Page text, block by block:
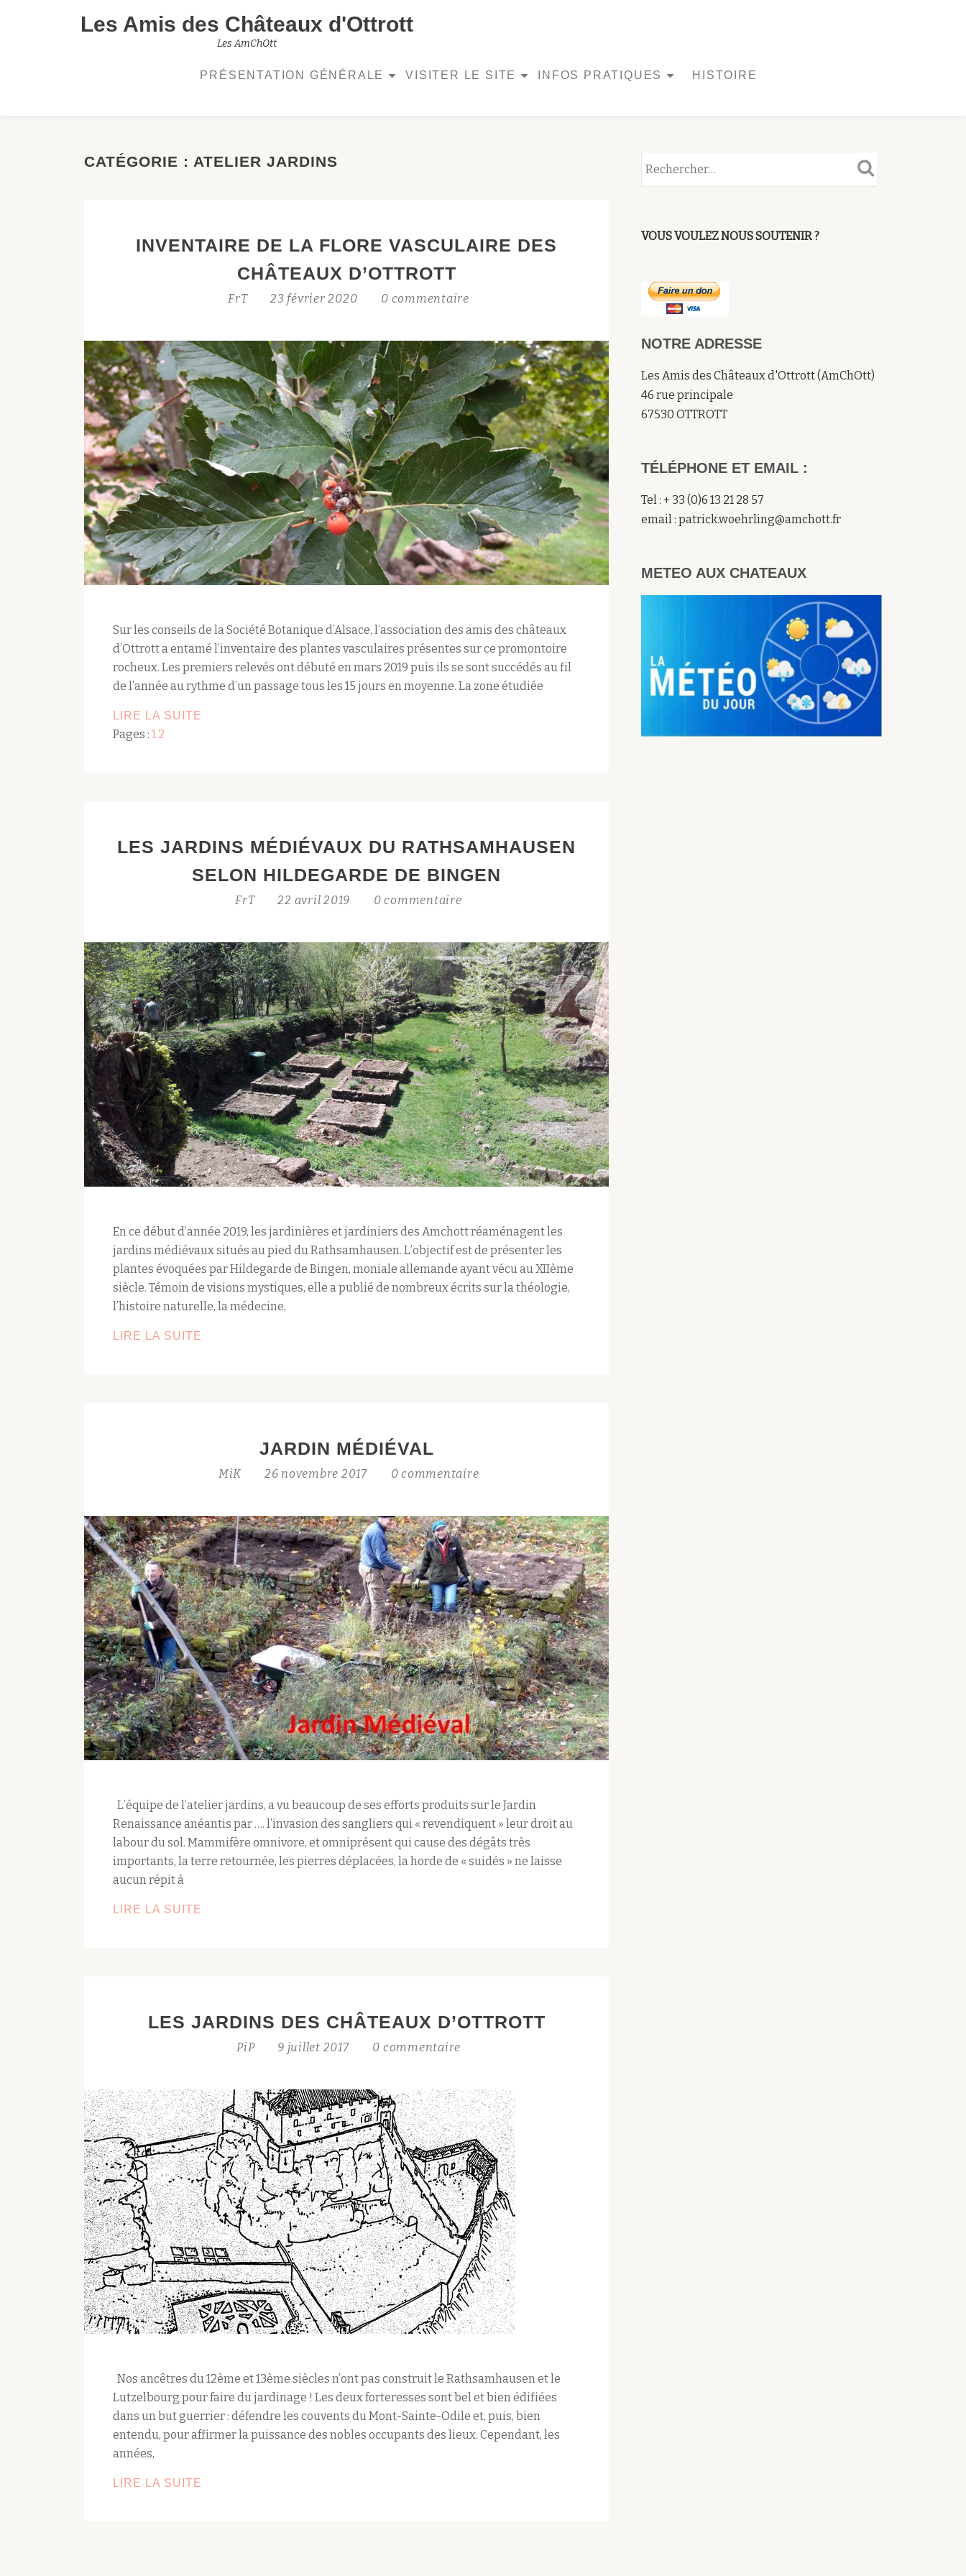
Les Amis des Châteaux d'Ottrott
Les AmChOtt
PRÉSENTATION GÉNÉRALE VISITER LE SITE INFOS PRATIQUES HISTOIRE
CATÉGORIE : ATELIER JARDINS
INVENTAIRE DE LA FLORE VASCULAIRE DES
CHÂTEAUX D’OTTROTT
FrT 23 février 2020 0 commentaire
Sur les conseils de la Société Botanique d’Alsace, l’association des amis des châteaux
d’Ottrott a entamé l’inventaire des plantes vasculaires présentes sur ce promontoire
rocheux. Les premiers relevés ont débuté en mars 2019 puis ils se sont succédés au fil
de l’année au rythme d’un passage tous les 15 jours en moyenne. La zone étudiée
LIRE LA SUITE
D’OTTROTT
Pages : 1 2
LES JARDINS MÉDIÉVAUX DU RATHSAMHAUSEN
SELON HILDEGARDE DE BINGEN
FrT 22 avril 2019 0 commentaire
En ce début d’année 2019, les jardinières et jardiniers des Amchott réaménagent les
jardins médiévaux situés au pied du Rathsamhausen. L’objectif est de présenter les
plantes évoquées par Hildegarde de Bingen, moniale allemande ayant vécu au XIIème
siècle. Témoin de visions mystiques, elle a publié de nombreux écrits sur la théologie,
l’histoire naturelle, la médecine,
LIRE LA SUITE
HILDEGARDEJARDIN MÉDIÉVAL
MiK 26 novembre 2017 0 commentaire
L’équipe de l’atelier jardins, a vu beaucoup de ses efforts produits sur le Jardin
Renaissance anéantis par …. l’invasion des sangliers qui « revendiquent » leur droit au
labour du sol. Mammifère omnivore, et omniprésent qui cause des dégâts très
importants, la terre retournée, les pierres déplacées, la horde de « suidés » ne laisse
aucun répit à
LIRE LA SUITE
LES JARDINS DES CHÂTEAUX D’OTTROTT
PiP 9 juillet 2017 0 commentaire
Nos ancêtres du 12ème et 13ème siècles n’ont pas construit le Rathsamhausen et le
Lutzelbourg pour faire du jardinage ! Les deux forteresses sont bel et bien édifiées
dans un but guerrier : défendre les couvents du Mont-Sainte-Odile et, puis, bien
entendu, pour affirmer la puissance des nobles occupants des lieux. Cependant, les
années,
LIRE LA SUITE
VOUS VOULEZ NOUS SOUTENIR ?
NOTRE ADRESSE
Les Amis des Châteaux d'Ottrott (AmChOtt)
46 rue principale
67530 OTTROTT
TÉLÉPHONE ET EMAIL :
Tel : + 33 (0)6 13 21 28 57
email : patrick.woehrling@amchott.fr
METEO AUX CHATEAUX